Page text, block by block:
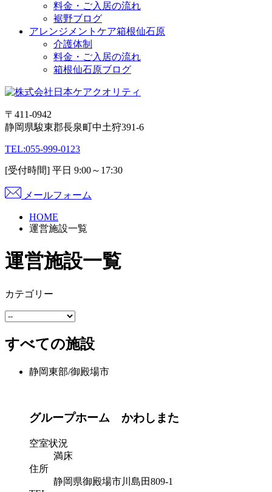
料金・ご入居の流れ
裾野ブログ
アレンジメントケア箱根仙石原
介護体制
料金・ご入居の流れ
箱根仙石原ブログ
〒411-0942
静岡県駿東郡長泉町中土狩391-6
TEL:055-999-0123
[受付時間] 平日 9:00～17:30
メールフォーム
HOME
運営施設一覧
運営施設一覧
カテゴリー
すべての施設
静岡東部/御殿場市
グループホーム かわしまた
空室状況
満床
住所
静岡県御殿場市川島田809-1